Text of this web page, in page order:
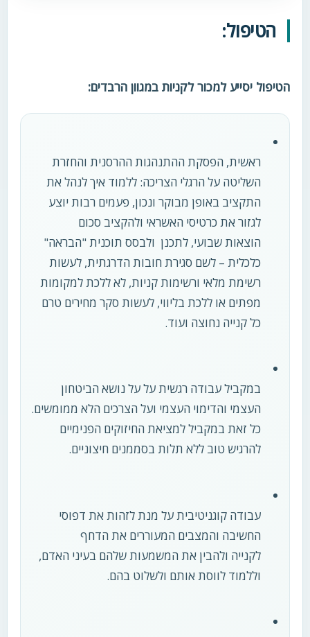
הטיפול:
הטיפול יסייע למכור לקניות במגוון הרבדים:
ראשית, הפסקת ההתנהגות ההרסנית והחזרת
השליטה על הרגלי הצריכה: ללמוד איך לנהל את
התקציב באופן מבוקר ונכון, פעמים רבות יוצע
לגזור את כרטיסי האשראי ולהקציב סכום
הוצאות שבועי, לתכנן ולבסס תוכנית "הבראה"
כלכלית – לשם סגירת חובות הדרגתית, לעשות
רשימת מלאי ורשימות קניות, לא ללכת למקומות
מפתים או ללכת בליווי, לעשות סקר מחירים טרם
כל קנייה נחוצה ועוד.
במקביל עבודה רגשית על על נושא הביטחון
העצמי והדימוי העצמי ועל הצרכים הלא ממומשים.
כל זאת במקביל למציאת החיזוקים הפנימיים
להרגיש טוב ללא תלות בסממנים חיצוניים.
עבודה קוגניטיבית על מנת לזהות את דפוסי
החשיבה והמצבים המעוררים את הדחף
לקנייה ולהבין את המשמעות שלהם בעיני האדם,
וללמוד לווסת אותם ולשלוט בהם.